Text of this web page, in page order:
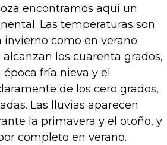
encontramos aquí un
Las temperaturas son
como en verano.
los cuarenta grados,
fría nieva y el
de los cero grados,
Las lluvias aparecen
la primavera y el otoño, y
completo en verano.